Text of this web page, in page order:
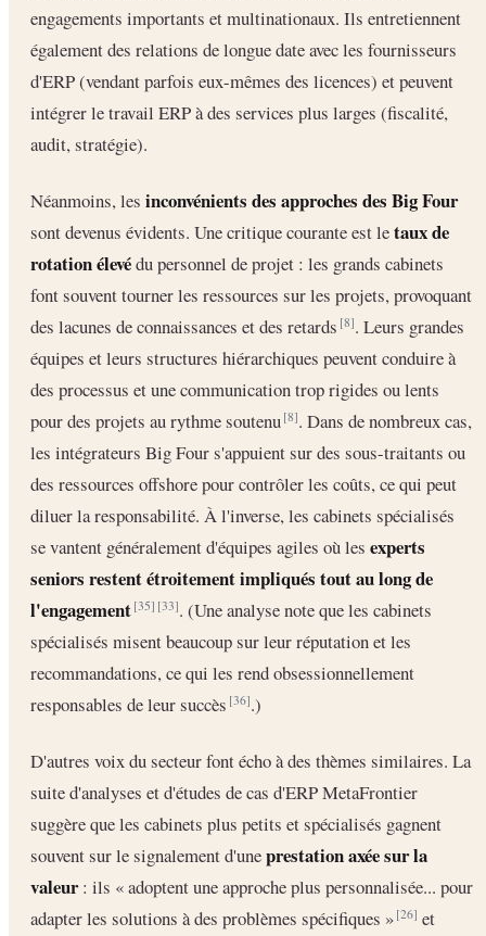
engagements importants et multinationaux. Ils entretiennent
également des relations de longue date avec les fournisseurs
d'ERP (vendant parfois eux-mêmes des licences) et peuvent
intégrer le travail ERP à des services plus larges (fiscalité,
audit, stratégie).
Néanmoins, les inconvénients des approches des Big Four
sont devenus évidents. Une critique courante est letaux de
rotation élevédu personnel de projet : les grands cabinets
font souvent tourner les ressources sur les projets, provoquant
des lacunes de connaissances et des retards[8]. Leurs grandes
équipes et leurs structures hiérarchiques peuvent conduire à
des processus et une communication trop rigides ou lents
pour des projets au rythme soutenu[8]. Dans de nombreux cas,
les intégrateurs Big Four s'appuient sur des sous-traitants ou
des ressources offshore pour contrôler les coûts, ce qui peut
diluer la responsabilité. À l'inverse, les cabinets spécialisés
se vantent généralement d'équipes agiles où les experts
seniors restent étroitement impliqués tout au long de
l'engagement [35] [33]. (Une analyse note que les cabinets
spécialisés misent beaucoup sur leur réputation et les
recommandations, ce qui les rend obsessionnellement
responsables de leur succès[36].)
D'autres voix du secteur font écho à des thèmes similaires. La
suite d'analyses et d'études de cas d'ERP MetaFrontier
suggère que les cabinets plus petits et spécialisés gagnent
souvent sur le signalement d'uneprestation axée sur la
valeur: ils « adoptent une approche plus personnalisée... pour
adapter les solutions à des problèmes spécifiques »[26] et